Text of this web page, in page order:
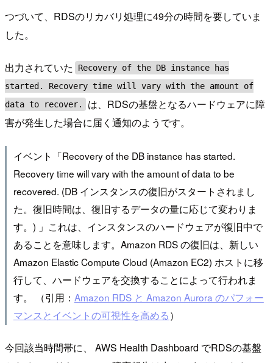
つづいて、RDSのリカバリ処理に49分の時間を要していま
した。
出力されていた
Recovery of the DB instance has
started. Recovery time will vary with the amount of
data to recover.
は、RDSの基盤となるハードウェアに障
害が発生した場合に届く通知のようです。
イベント「Recovery of the DB instance has started.
Recovery time will vary with the amount of data to be
recovered. (DB インスタンスの復旧がスタートされまし
た。復旧時間は、復旧するデータの量に応じて変わりま
す。) 」これは、インスタンスのハードウェアが復旧中で
あることを意味します。Amazon RDS の復旧は、新しい
Amazon Elastic Compute Cloud (Amazon EC2) ホストに移
行して、ハードウェアを交換することによって行われま
す。 （引用： Amazon RDS と Amazon Aurora のパフォー
マンスとイベントの可視性を高める）
今回該当時間帯に、 AWS Health Dashboard でRDSの基盤